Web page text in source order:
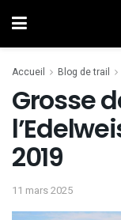
Accueil Blog de trail
Grosse
2019
11 mars 2025